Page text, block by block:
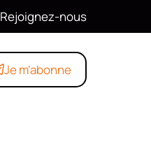
Rejoignez-nous
Je m'abonne